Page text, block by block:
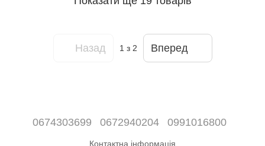
Назад 1 з 2 Вперед
0674303699 0672940204 0991016800
Контактна інформація